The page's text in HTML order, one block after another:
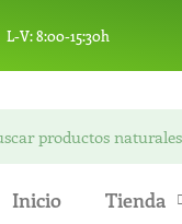
L-V: 8:00-15:30h
Inicio Tienda